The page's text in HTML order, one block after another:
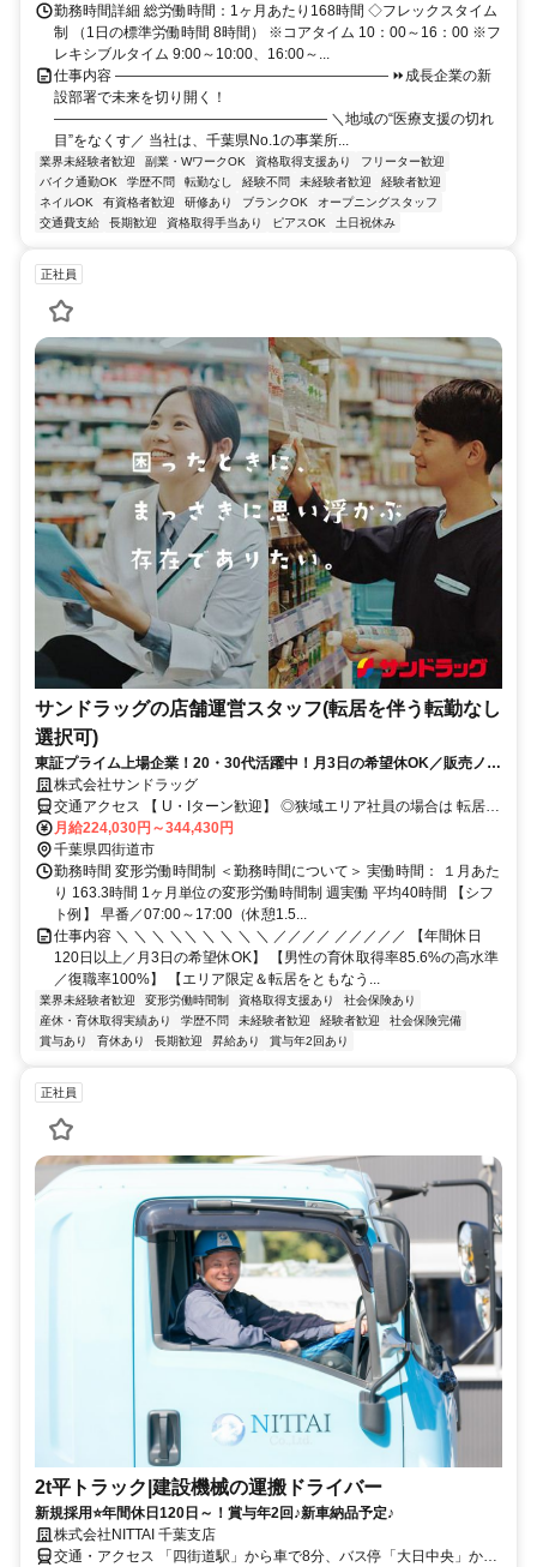
勤務時間詳細 総労働時間：1ヶ月あたり168時間 ◇フレックスタイム
制 （1日の標準労働時間 8時間） ※コアタイム 10：00～16：00 ※フ
レキシブルタイム 9:00～10:00、16:00～...
仕事内容 ――――――――――――――――――― ⏩成長企業の新
設部署で未来を切り開く！
――――――――――――――――――― ＼地域の“医療支援の切れ
目”をなくす／ 当社は、千葉県No.1の事業所...
業界未経験者歓迎 副業・WワークOK 資格取得支援あり
フリーター歓迎
バイク通勤OK
学歴不問 転勤なし 経験不問 未経験者歓迎
経験者歓迎
ネイルOK
有資格者歓迎 研修あり ブランクOK
オープニングスタッフ
交通費支給
長期歓迎 資格取得手当あり ピアスOK 土日祝休み
正社員
サンドラッグの店舗運営スタッフ(転居を伴う転勤なし
選択可)
東証プライム上場企業！20・30代活躍中！月3日の希望休OK／販売ノル
マなし／年収例32歳SV816万円／販促企画～商品管理など店舗運営がメ
インの仕事
株式会社サンドラッグ
交通アクセス 【 U・Iターン歓迎】 ◎狭域エリア社員の場合は 転居を
伴う転勤はありません。 ◎マイカー通勤OK
月給224,030円～344,430円
千葉県四街道市
勤務時間 変形労働時間制 ＜勤務時間について＞ 実働時間： １月あた
り 163.3時間 1ヶ月単位の変形労働時間制 週実働 平均40時間 【シフ
ト例】 早番／07:00～17:00（休憩1.5...
仕事内容 ＼ ＼ ＼ ＼＼ ＼ ＼ ＼ ＼ ／／／／ ／／／／／ 【年間休日
120日以上／月3日の希望休OK】 【男性の育休取得率85.6%の高水準
／復職率100%】 【エリア限定＆転居をともなう...
業界未経験者歓迎 変形労働時間制 資格取得支援あり
社会保険あり
産休・育休取得実績あり
学歴不問 未経験者歓迎 経験者歓迎
社会保険完備
賞与あり
育休あり 長期歓迎 昇給あり 賞与年2回あり
正社員
2t平トラック|建設機械の運搬ドライバー
新規採用⭐年間休日120日～！賞与年2回♪新車納品予定♪
株式会社NITTAI 千葉支店
交通・アクセス 「四街道駅」から車で8分、バス停「大日中央」から